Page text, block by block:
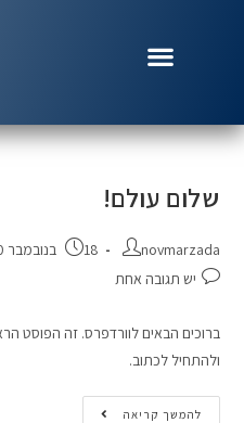
שלום עולם!
novmarzada 18 בנובמבר 2020
יש תגובה אחת
ברוכים הבאים לוורדפרס. זה הפוסט
ולהתחיל לכתוב.
להמשך קריאה